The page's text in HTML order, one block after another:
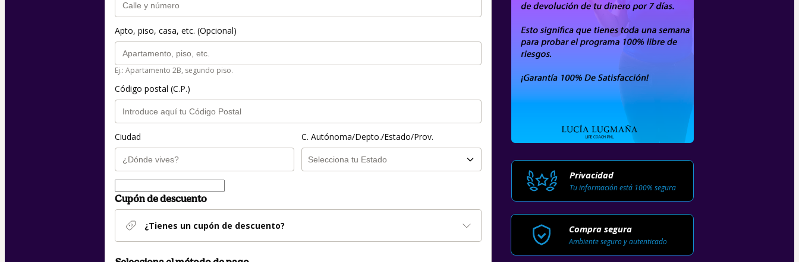
Apto, piso, casa, etc. (Opcional)
Ej.: Apartamento 2B, segundo piso.
Código postal (C.P.)
Ciudad C. Autónoma/Depto./Estado/Prov.
Cupón de descuento
¿Tienes un cupón de descuento?
Privacidad
Tu información está 100% segura
Compra segura
Ambiente seguro y autenticado